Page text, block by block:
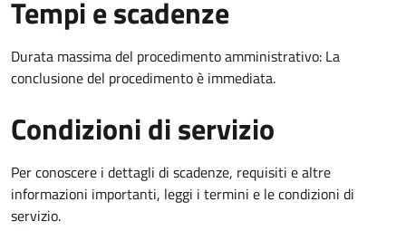
Tempi e scadenze
Durata massima del procedimento amministrativo: La
conclusione del procedimento è immediata.
Condizioni di servizio
Per conoscere i dettagli di scadenze, requisiti e altre
informazioni importanti, leggi i termini e le condizioni di
servizio.